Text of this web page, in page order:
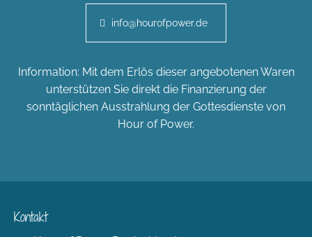
info@hourofpower.de
Information: Mit dem Erlös dieser angebotenen Waren
unterstützen Sie direkt die Finanzierung der
sonntäglichen Ausstrahlung der Gottesdienste von
Hour of Power.
Kontakt